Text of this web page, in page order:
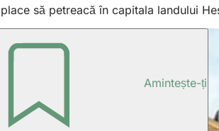
să petreacă în capitala landului
Amintește-ți